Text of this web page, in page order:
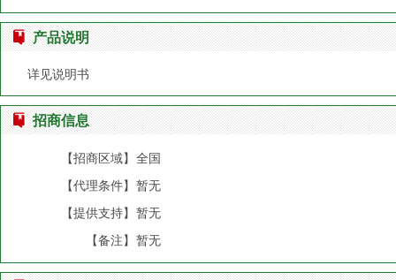
产品说明
详见说明书
招商信息
【招商区域】 全国
【代理条件】 暂无
【提供支持】 暂无
【备注】 暂无